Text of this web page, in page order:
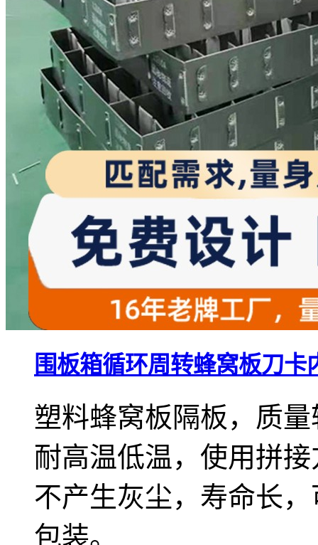
围板箱循环周转蜂窝板刀卡
塑料蜂窝板隔板，质
耐高温低温，使用拼
不产生灰尘，寿命长
包装。